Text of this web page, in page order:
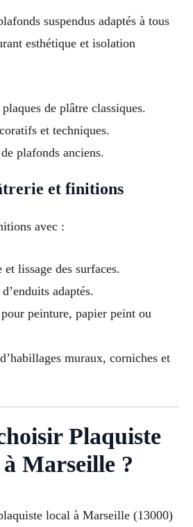
suspendus adaptés à tous
esthétique et isolation
de plâtre classiques.
et techniques.
plafonds anciens.
et finitions
avec :
et lissage des surfaces.
adaptés.
peinture, papier peint ou
muraux, corniches et
Plaquiste
Marseille ?
local à Marseille (13000)